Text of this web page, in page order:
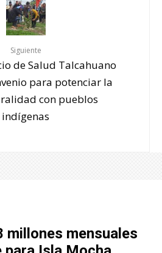
Siguiente
de Salud Talcahuano
para potenciar la
con pueblos
indígenas
millones mensuales